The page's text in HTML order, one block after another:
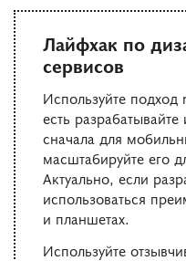
Лайфхак по
сервисов
Используйте
есть
сначала для
масштабируйте его
Актуально, если
использоваться
и планшетах.
Используйте